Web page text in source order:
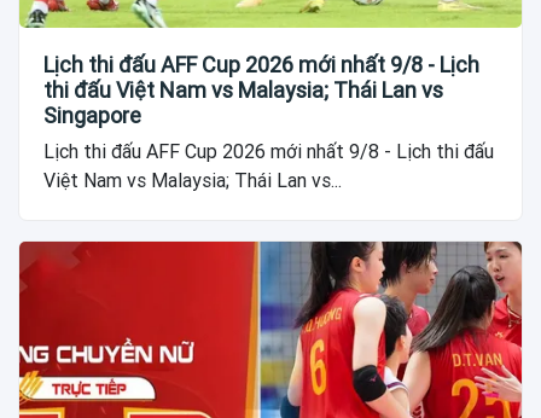
Lịch thi đấu AFF Cup 2026 mới nhất 9/8 - Lịch
thi đấu Việt Nam vs Malaysia; Thái Lan vs
Singapore
Lịch thi đấu AFF Cup 2026 mới nhất 9/8 - Lịch thi đấu
Việt Nam vs Malaysia; Thái Lan vs...